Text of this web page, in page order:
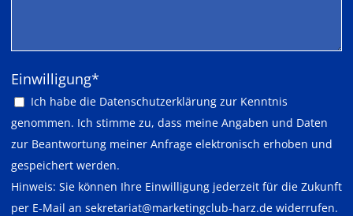
h
a
l
t
i
g
k
Pflichtfeld
Einwilligung*
Ich habe die Datenschutzerklärung zur Kenntnis
genommen. Ich stimme zu, dass meine Angaben und Daten
zur Beantwortung meiner Anfrage elektronisch erhoben und
gespeichert werden.
Hinweis: Sie können Ihre Einwilligung jederzeit für die Zukunft
per E-Mail an sekretariat@marketingclub-harz.de widerrufen.